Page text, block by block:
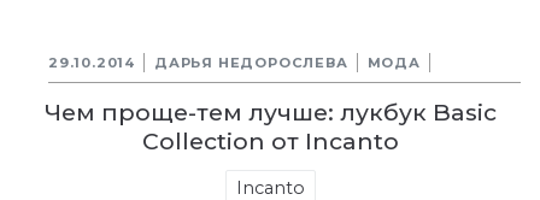
29.10.2014 ДАРЬЯ НЕДОРОСЛЕВА МОДА
Чем проще-тем лучше: лукбук Basic
Collection от Incanto
Incanto